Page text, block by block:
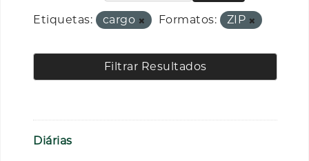
Etiquetas: cargo Formatos: ZIP
Filtrar Resultados
Diárias